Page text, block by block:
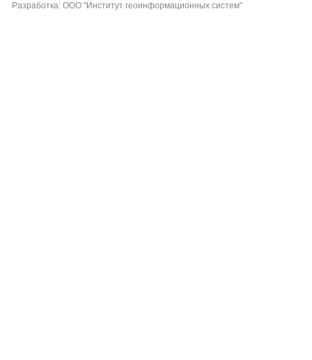
Разработка: ООО "Институт геоинформационных систем"